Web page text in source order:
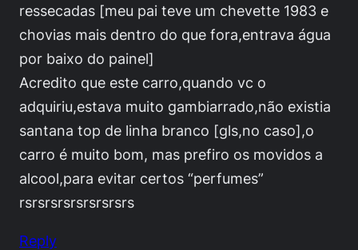
ressecadas [meu pai teve um chevette 1983 e
chovias mais dentro do que fora,entrava água
por baixo do painel]
Acredito que este carro,quando vc o
adquiriu,estava muito gambiarrado,não existia
santana top de linha branco [gls,no caso],o
carro é muito bom, mas prefiro os movidos a
alcool,para evitar certos “perfumes”
rsrsrsrsrsrsrsrsrs
Reply